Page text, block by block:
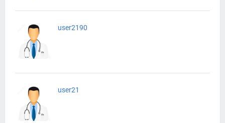
user2190
user21